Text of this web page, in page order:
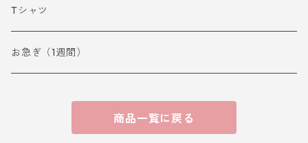
Tシャツ
お急ぎ（1週間）
商品一覧に戻る